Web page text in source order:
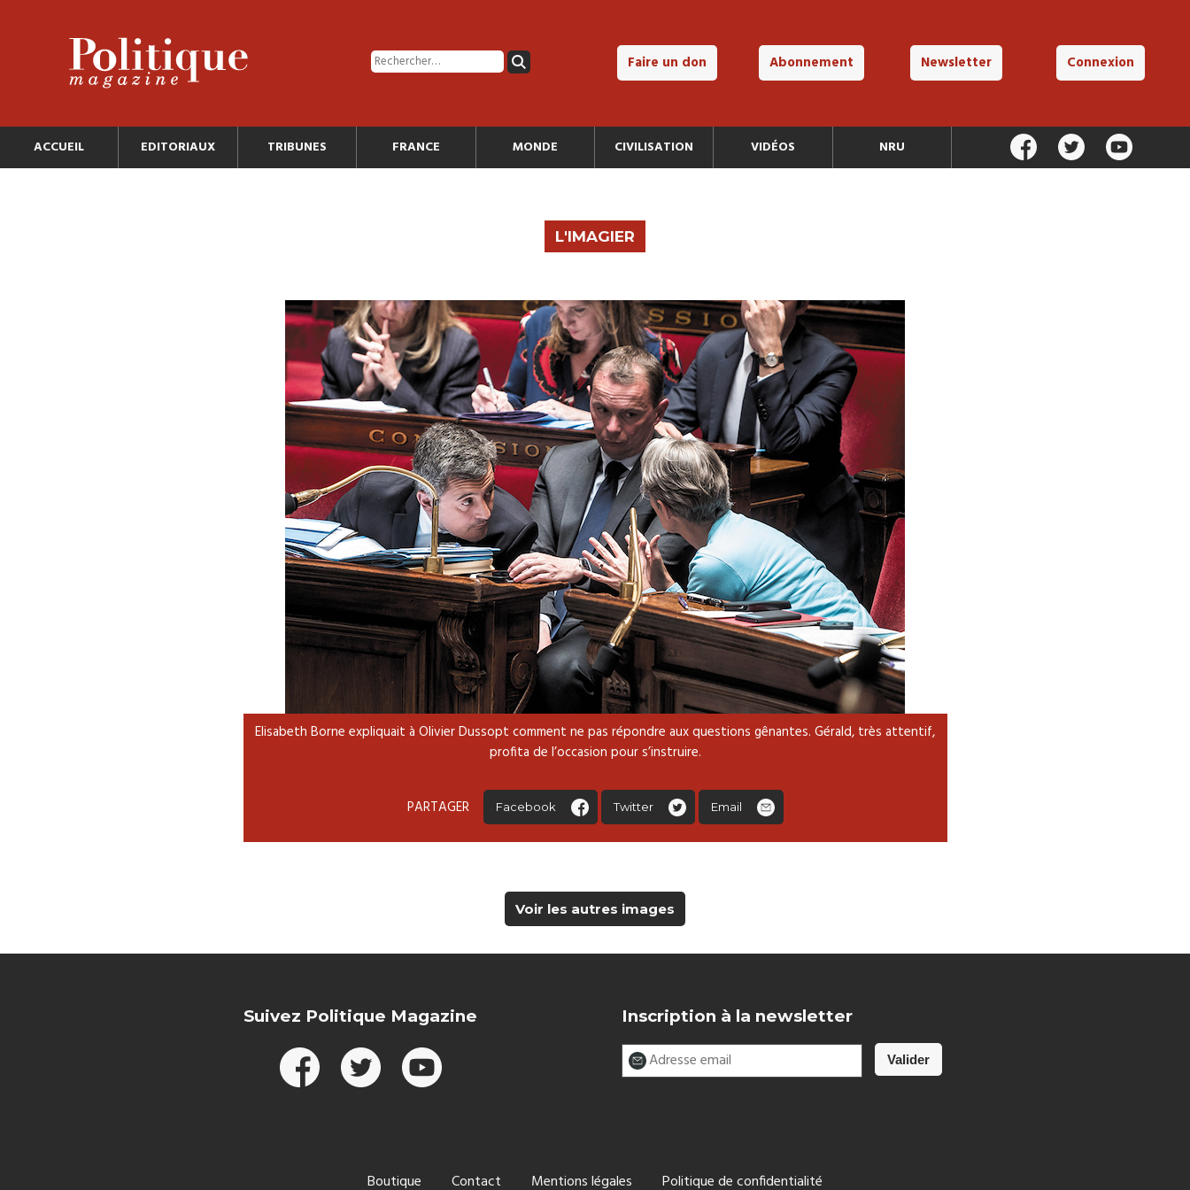
Faire un don Abonnement Newsletter Connexion
ACCUEIL EDITORIAUX TRIBUNES FRANCE MONDE CIVILISATION VIDÉOS NRU
L'IMAGIER
Elisabeth Borne expliquait à Olivier Dussopt comment ne pas répondre aux questions gênantes. Gérald, très attentif,
profita de l’occasion pour s’instruire.
PARTAGER Facebook Twitter Email
Voir les autres images
Suivez Politique Magazine Inscription à la newsletter
Boutique Contact Mentions légales Politique de confidentialité